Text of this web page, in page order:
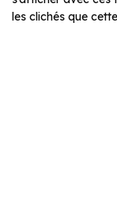
les clichés que